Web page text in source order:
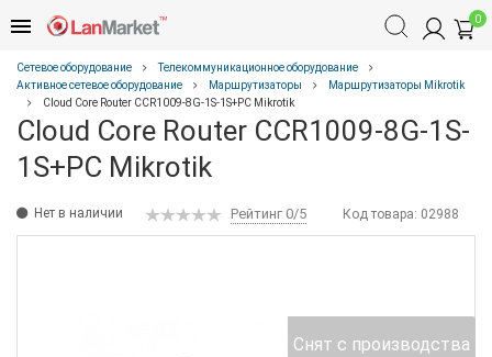
0
Сетевое оборудование
Телекоммуникационное оборудование
Активное сетевое оборудование
Маршрутизаторы
Маршрутизаторы Mikrotik
Cloud Core Router CCR1009-8G-1S-1S+PC Mikrotik
Cloud Core Router CCR1009-8G-1S-
1S+PC Mikrotik
Нет в наличии Код товара: 02988
Рейтинг 0/5
Снят с производства